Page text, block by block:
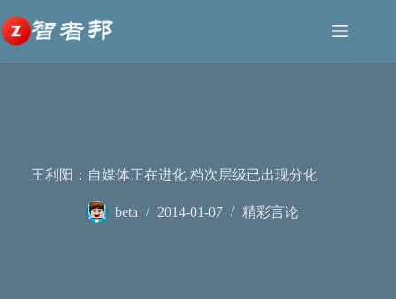
至
内
容
王利阳：自媒体正在进化 档次层级已出现分化
beta 2014-01-07 精彩言论